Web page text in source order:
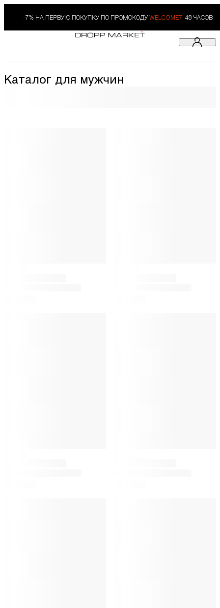
-7% НА ПЕРВУЮ ПОКУПКУ ПО ПРОМОКОДУ WELCOME7. 48 ЧАСОВ
Каталог для мужчин